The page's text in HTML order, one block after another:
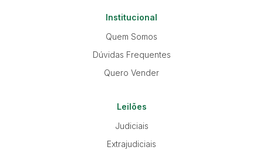
Institucional
Quem Somos
Dúvidas Frequentes
Quero Vender
Leilões
Judiciais
Extrajudiciais